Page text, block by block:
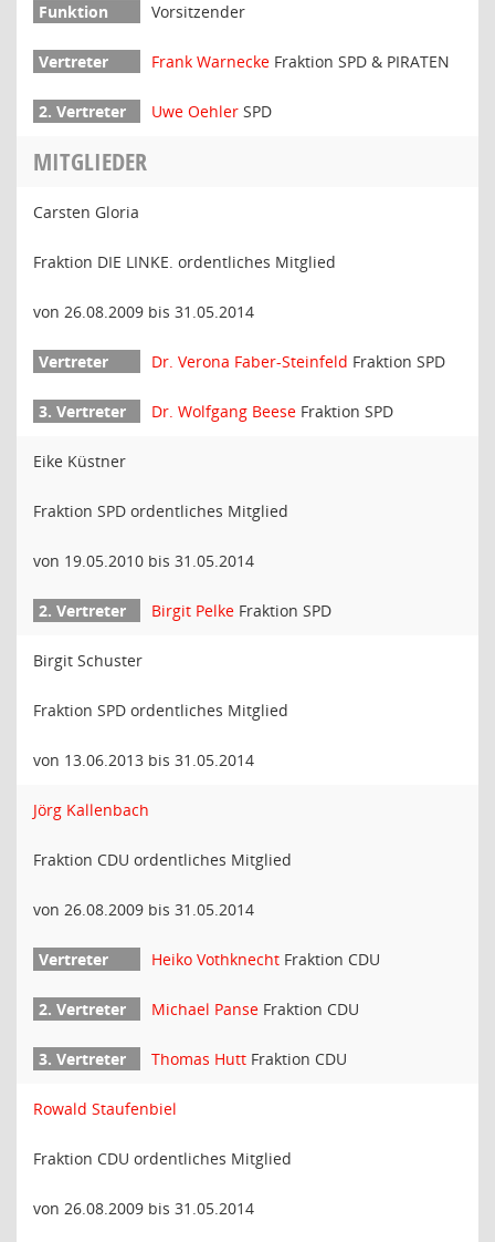
Vorsitzender
Frank Warnecke Fraktion SPD & PIRATEN
Uwe Oehler SPD
MITGLIEDER
Carsten Gloria
Fraktion DIE LINKE. ordentliches Mitglied
von 26.08.2009 bis 31.05.2014
Dr. Verona Faber-Steinfeld Fraktion SPD
Dr. Wolfgang Beese Fraktion SPD
Eike Küstner
Fraktion SPD ordentliches Mitglied
von 19.05.2010 bis 31.05.2014
Birgit Pelke Fraktion SPD
Birgit Schuster
Fraktion SPD ordentliches Mitglied
von 13.06.2013 bis 31.05.2014
Jörg Kallenbach
Fraktion CDU ordentliches Mitglied
von 26.08.2009 bis 31.05.2014
Heiko Vothknecht Fraktion CDU
Michael Panse Fraktion CDU
Thomas Hutt Fraktion CDU
Rowald Staufenbiel
Fraktion CDU ordentliches Mitglied
von 26.08.2009 bis 31.05.2014